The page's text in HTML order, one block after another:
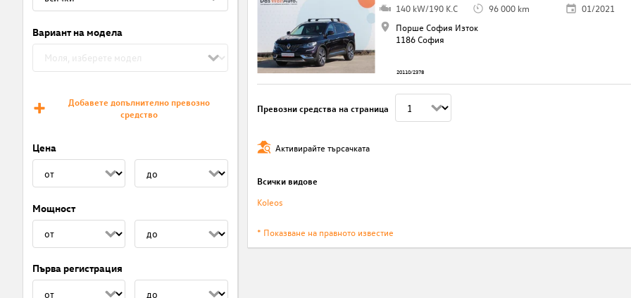
Вариант на модела
Добавете допълнително превозно
средство
Цена
Мощност
Първа регистрация
140 kW/190 K.C 96 000 km
01/2021
Порше София Изток
1186 София
20110/2378
Превозни средства на страница
Активирайте търсачката
Всички видове
Koleos
* Показване на правното известие